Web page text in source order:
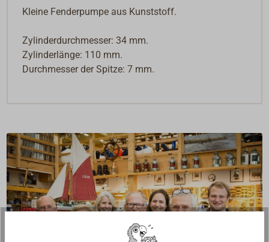
Kleine Fenderpumpe aus Kunststoff.
Zylinderdurchmesser: 34 mm.
Zylinderlänge: 110 mm.
Durchmesser der Spitze: 7 mm.